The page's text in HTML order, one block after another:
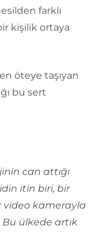
farklı
kişilik ortaya
öteye taşıyan
bu sert
can attığı
itin biri, bir
kamerayla
Bu ülkede artık